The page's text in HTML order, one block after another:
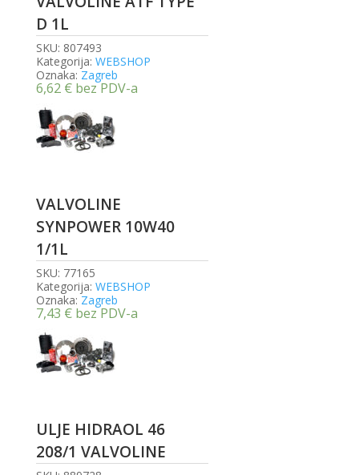
D 1L
SKU: 807493
Kategorija: WEBSHOP
Oznaka: Zagreb
6,62 € bez PDV-a
VALVOLINE
SYNPOWER 10W40
1/1L
SKU: 77165
Kategorija: WEBSHOP
Oznaka: Zagreb
7,43 € bez PDV-a
ULJE HIDRAOL 46
208/1 VALVOLINE